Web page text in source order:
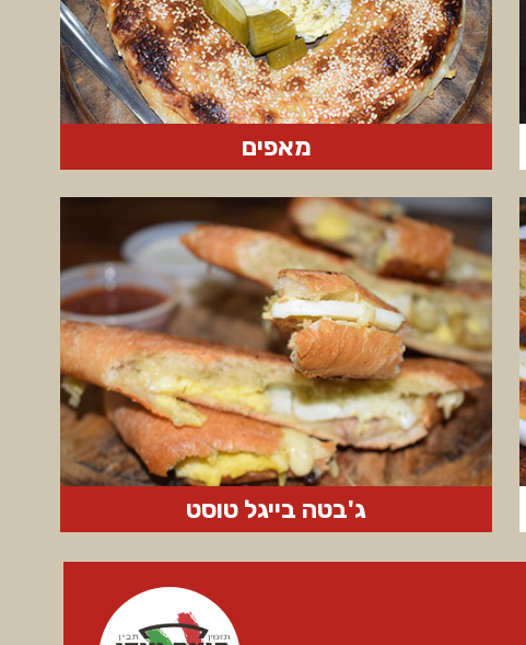
מאפים
ג'בטה בייגל טוסט